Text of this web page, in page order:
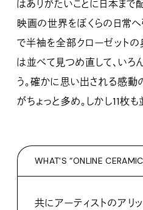
はありがたいことに日本まで
映画の世界をぼくらの日常
で半袖を全部クローゼットの
は並べて見つめ直して、いろ
う。確かに思い出される感
がちょっと多め。しかし11枚
WHAT'S “ONLINE
共にアーティストのアリ